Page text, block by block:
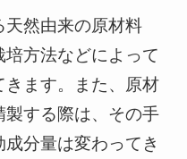
然由来の原材料
方法などによって
ます。また、原材
する際は、その手
分量は変わってき